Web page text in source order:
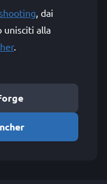
, dai
unisciti alla
.